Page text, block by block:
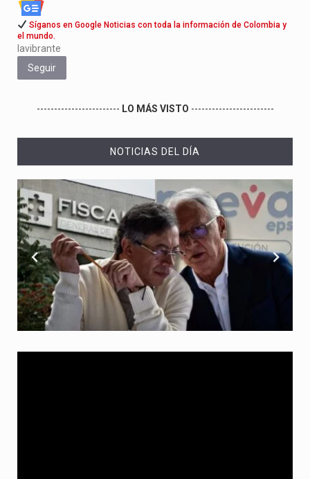
Síganos en Google Noticias con toda la información de Colombia y
el mundo.
lavibrante
Seguir
------------------------ LO MÁS VISTO ------------------------
NOTICIAS DEL DÍA